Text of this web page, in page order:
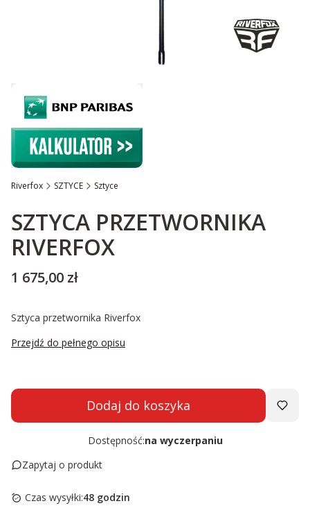
Riverfox SZTYCE Sztyce
SZTYCA PRZETWORNIKA
RIVERFOX
Cena
1 675,00 zł
Sztyca przetwornika Riverfox
Przejdź do pełnego opisu
Dodaj do koszyka
Dostępność:na wyczerpaniu
Zapytaj o produkt
Czas wysyłki:48 godzin